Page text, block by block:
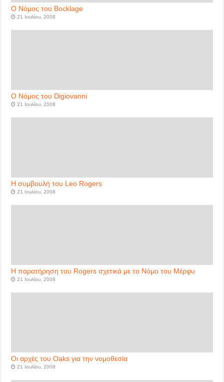
Ο Νόμος του Bocklage
21 Ιουλίου, 2008
Ο Νόμος του Digiovanni
21 Ιουλίου, 2008
Η συμβουλή του Leo Rogers
21 Ιουλίου, 2008
Η παρατήρηση του Rogers σχετικά με το Νόμο του Μέρφυ
21 Ιουλίου, 2008
Οι αρχές του Oaks για την νομοθεσία
21 Ιουλίου, 2008